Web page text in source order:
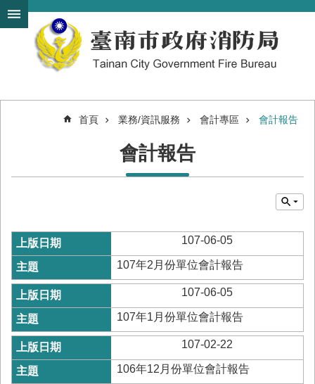
跳到主要內容區塊
搜
尋
進
介
發
布
便
民
服
務
業
務/
資
首頁 業務/資訊服務 會計專區 會計報告
會計報告
107-06-05
107年2月份單位會計報告
107-06-05
107年1月份單位會計報告
107-02-22
106年12月份單位會計報告